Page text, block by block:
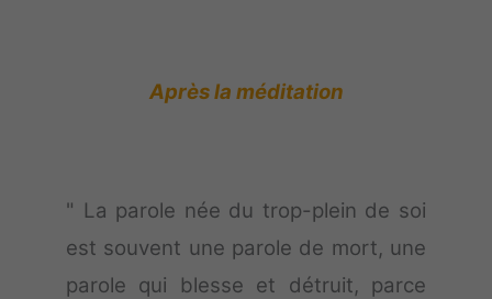
Après la méditation
" La parole née du trop-plein de soi
est souvent une parole de mort, une
parole qui blesse et détruit, parce